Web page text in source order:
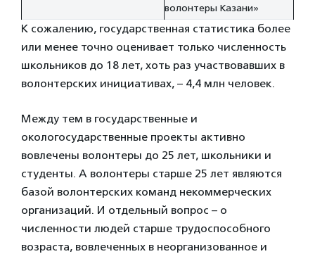
волонтеры Казани»
К сожалению, государственная статистика более
или менее точно оценивает только численность
школьников до 18 лет, хоть раз участвовавших в
волонтерских инициативах, – 4,4 млн человек.
Между тем в государственные и
окологосударственные проекты активно
вовлечены волонтеры до 25 лет, школьники и
студенты. А волонтеры старше 25 лет являются
базой волонтерских команд некоммерческих
организаций. И отдельный вопрос – о
численности людей старше трудоспособного
возраста, вовлеченных в неорганизованное и